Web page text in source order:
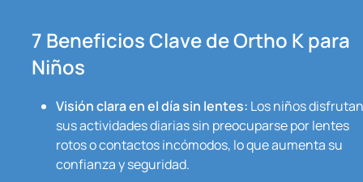
7 Beneficios Clave de Ortho K para
Niños
Visión clara en el día sin lentes: Los niños disfrutan
sus actividades diarias sin preocuparse por lentes
rotos o contactos incómodos, lo que aumenta su
confianza y seguridad.